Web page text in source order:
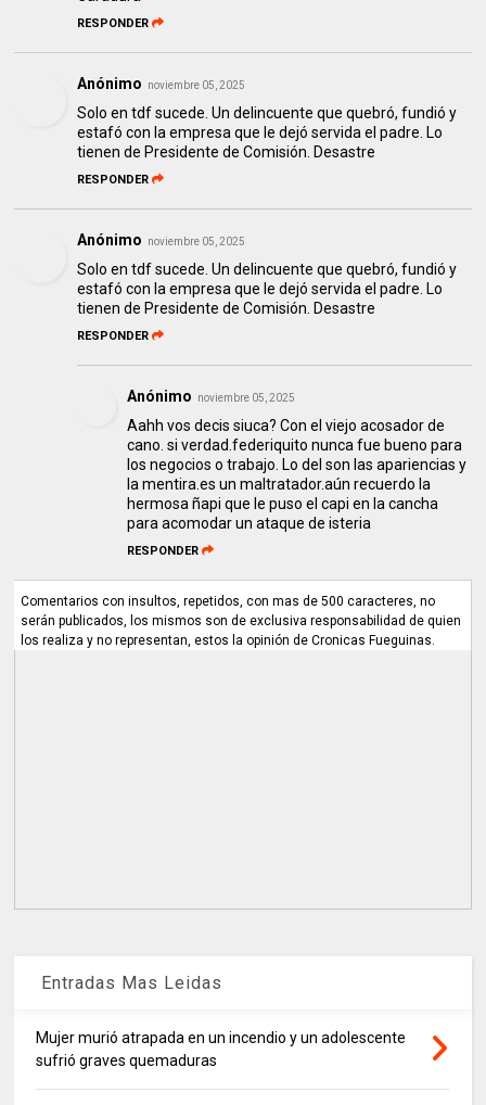
RESPONDER
Anónimo noviembre 05, 2025
Solo en tdf sucede. Un delincuente que quebró, fundió y
estafó con la empresa que le dejó servida el padre. Lo
tienen de Presidente de Comisión. Desastre
RESPONDER
Anónimo noviembre 05, 2025
Solo en tdf sucede. Un delincuente que quebró, fundió y
estafó con la empresa que le dejó servida el padre. Lo
tienen de Presidente de Comisión. Desastre
RESPONDER
Anónimo noviembre 05, 2025
Aahh vos decis siuca? Con el viejo acosador de
cano. si verdad.federiquito nunca fue bueno para
los negocios o trabajo. Lo del son las apariencias y
la mentira.es un maltratador.aún recuerdo la
hermosa ñapi que le puso el capi en la cancha
para acomodar un ataque de isteria
RESPONDER
Comentarios con insultos, repetidos, con mas de 500 caracteres, no
serán publicados, los mismos son de exclusiva responsabilidad de quien
los realiza y no representan, estos la opinión de Cronicas Fueguinas.
Entradas Mas Leidas
Mujer murió atrapada en un incendio y un adolescente
sufrió graves quemaduras